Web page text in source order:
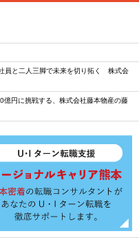
員と二人三脚で未来を切り拓く 株式会
円に挑戦する、株式会社藤本物産の藤